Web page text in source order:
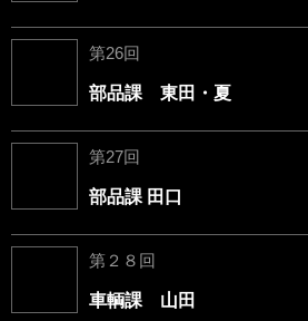
第26回
部品課 東田・夏
第27回
部品課 田口
第２８回
車輌課 山田